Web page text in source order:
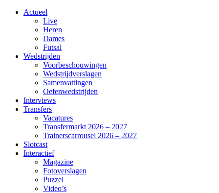
Actueel
Live
Heren
Dames
Futsal
Wedstrijden
Voorbeschouwingen
Wedstrijdverslagen
Samenvattingen
Oefenwedstrijden
Interviews
Transfers
Vacatures
Transfermarkt 2026 – 2027
Trainerscarrousel 2026 – 2027
Slotcast
Interactief
Magazine
Fotoverslagen
Puzzel
Video’s